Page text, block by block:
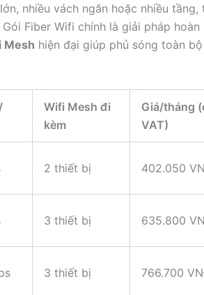
nhiều vách ngăn hoặc nhiều tầng,
Fiber Wifi chính là giải pháp hoàn
Mesh hiện đại giúp phủ sóng toàn
Wifi Mesh đi
kèm
Giá/tháng
VAT)
2 thiết bị 402.050
3 thiết bị 635.800
3 thiết bị 766.700